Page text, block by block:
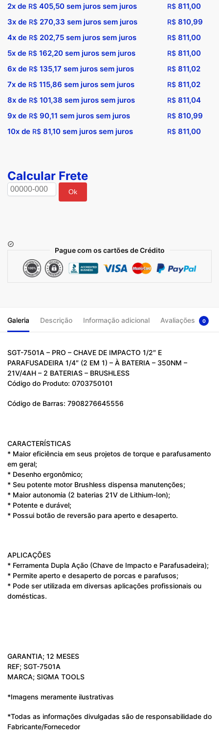
2x de R$ 405,50 sem juros sem juros R$ 811,00
3x de R$ 270,33 sem juros sem juros R$ 810,99
4x de R$ 202,75 sem juros sem juros R$ 811,00
5x de R$ 162,20 sem juros sem juros R$ 811,00
6x de R$ 135,17 sem juros sem juros R$ 811,02
7x de R$ 115,86 sem juros sem juros R$ 811,02
8x de R$ 101,38 sem juros sem juros R$ 811,04
9x de R$ 90,11 sem juros sem juros R$ 810,99
10x de R$ 81,10 sem juros sem juros R$ 811,00
Calcular Frete
Ok
Pague com os cartões de Crédito
Galeria Descrição Informação adicional Avaliações 0
SGT-7501A – PRO – CHAVE DE IMPACTO 1/2″ E
PARAFUSADEIRA 1/4″ (2 EM 1) – À BATERIA – 350NM –
21V/4AH – 2 BATERIAS – BRUSHLESS
Código do Produto: 0703750101
Código de Barras: 7908276645556
CARACTERÍSTICAS
* Maior eficiência em seus projetos de torque e parafusamento
em geral;
* Desenho ergonômico;
* Seu potente motor Brushless dispensa manutenções;
* Maior autonomia (2 baterias 21V de Lithium-Ion);
* Potente e durável;
* Possui botão de reversão para aperto e desaperto.
APLICAÇÕES
* Ferramenta Dupla Ação (Chave de Impacto e Parafusadeira);
* Permite aperto e desaperto de porcas e parafusos;
* Pode ser utilizada em diversas aplicações profissionais ou
domésticas.
GARANTIA; 12 MESES
REF; SGT-7501A
MARCA; SIGMA TOOLS
*Imagens meramente ilustrativas
*Todas as informações divulgadas são de responsabilidade do
Fabricante/Fornecedor